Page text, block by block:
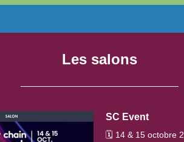
Les salons
SC Event
🗓️ 14 & 15 octobre